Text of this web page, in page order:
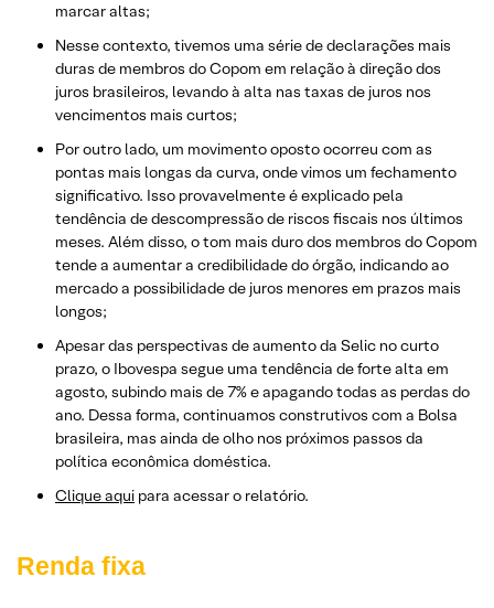
marcar altas;
Nesse contexto, tivemos uma série de declarações mais
duras de membros do Copom em relação à direção dos
juros brasileiros, levando à alta nas taxas de juros nos
vencimentos mais curtos;
Por outro lado, um movimento oposto ocorreu com as
pontas mais longas da curva, onde vimos um fechamento
significativo. Isso provavelmente é explicado pela
tendência de descompressão de riscos fiscais nos últimos
meses. Além disso, o tom mais duro dos membros do Copom
tende a aumentar a credibilidade do órgão, indicando ao
mercado a possibilidade de juros menores em prazos mais
longos;
Apesar das perspectivas de aumento da Selic no curto
prazo, o Ibovespa segue uma tendência de forte alta em
agosto, subindo mais de 7% e apagando todas as perdas do
ano. Dessa forma, continuamos construtivos com a Bolsa
brasileira, mas ainda de olho nos próximos passos da
política econômica doméstica.
Clique aqui para acessar o relatório.
Renda fixa